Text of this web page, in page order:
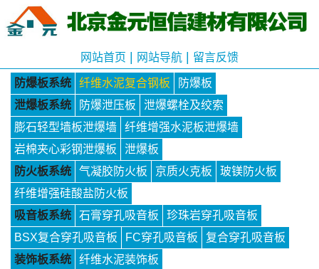
网站首页 | 网站导航 | 留言反馈
防爆板系统 纤维水泥复合钢板
防爆板
泄爆板系统
防爆泄压板
泄爆螺栓及绞索
膨石轻型墙板泄爆墙
纤维增强水泥板泄爆墙
岩棉夹心彩钢泄爆板
泄爆板
防火板系统
气凝胶防火板 京质火克板
玻镁防火板
纤维增强硅酸盐防火板
吸音板系统
石膏穿孔吸音板
珍珠岩穿孔吸音板
BSX复合穿孔吸音板
FC穿孔吸音板
复合穿孔吸音板
装饰板系统
纤维水泥装饰板